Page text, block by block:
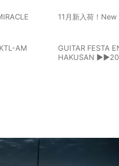
11月新入荷！
AM
GUITAR FESTA
HAKUSAN